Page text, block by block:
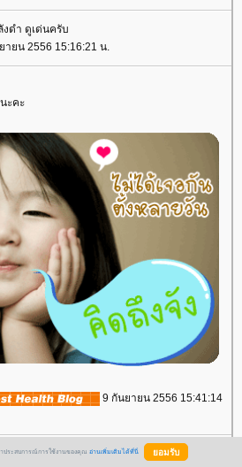
ดำ ดูเด่นครับ
ายน 2556 15:16:21 น.
ะคะ
9 กันยายน 2556 15:41:14
าเที่ยววัดกับพี่ด้วย มาชิมขนมไหว้พระจันทร์ด้ว
ประสบการณ์การใช้งานของคุณ อ่านเพิ่มเติมได้ที่นี่